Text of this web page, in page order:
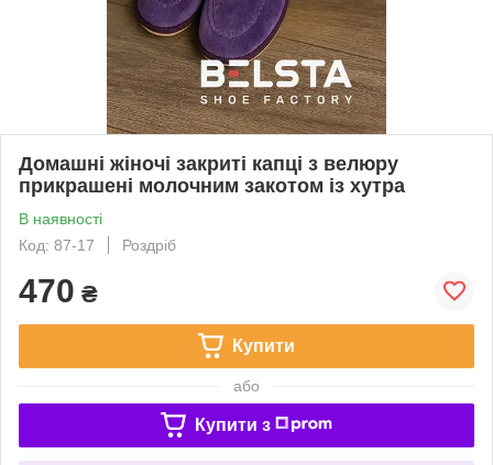
Домашні жіночі закриті капці з велюру
прикрашені молочним закотом із хутра
В наявності
Код: 87-17
Роздріб
470 ₴
Купити
або
Купити з